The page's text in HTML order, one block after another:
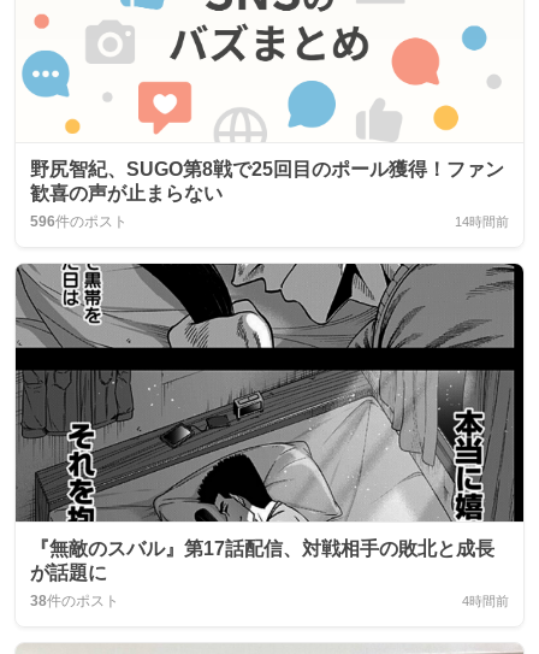
野尻智紀、SUGO第8戦で25回目のポール獲得！ファン
歓喜の声が止まらない
596件のポスト 14時間前
『無敵のスバル』第17話配信、対戦相手の敗北と成長
が話題に
38件のポスト 4時間前